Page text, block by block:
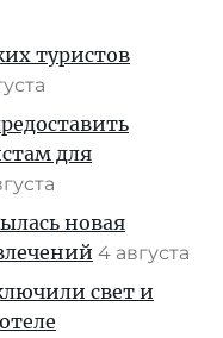
туристов
для
новая
4 августа
свет и